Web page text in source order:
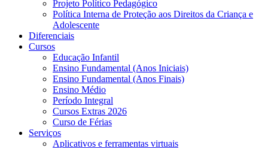
Projeto Político Pedagógico
Política Interna de Proteção aos Direitos da Criança e
Adolescente
Diferenciais
Cursos
Educação Infantil
Ensino Fundamental (Anos Iniciais)
Ensino Fundamental (Anos Finais)
Ensino Médio
Período Integral
Cursos Extras 2026
Curso de Férias
Serviços
Aplicativos e ferramentas virtuais